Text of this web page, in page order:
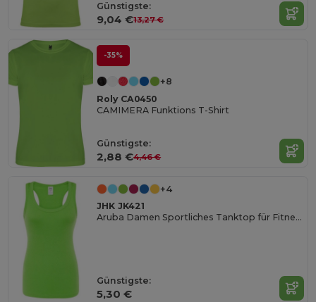
Günstigste:
9,04 €13,27 €
-35%
+8
Roly CA0450
CAMIMERA Funktions T-Shirt
Günstigste:
2,88 €4,46 €
+4
JHK JK421
Aruba Damen Sportliches Tanktop für Fitness
Günstigste:
5,30 €